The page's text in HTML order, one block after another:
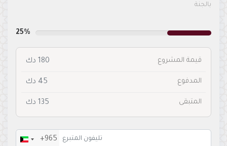
بالجنة
25%
قيمة المشروع 180 دك
المدفوع 45 دك
المتبقى 135 دك
Kuwait+965